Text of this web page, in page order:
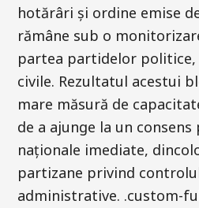
hotărâri și ordine emise
rămâne sub o
partea partidelor politice,
civile. Rezultatul acestui
mare măsură de
de a ajunge la un
naționale imediate,
partizane privind
administrative. .custom-